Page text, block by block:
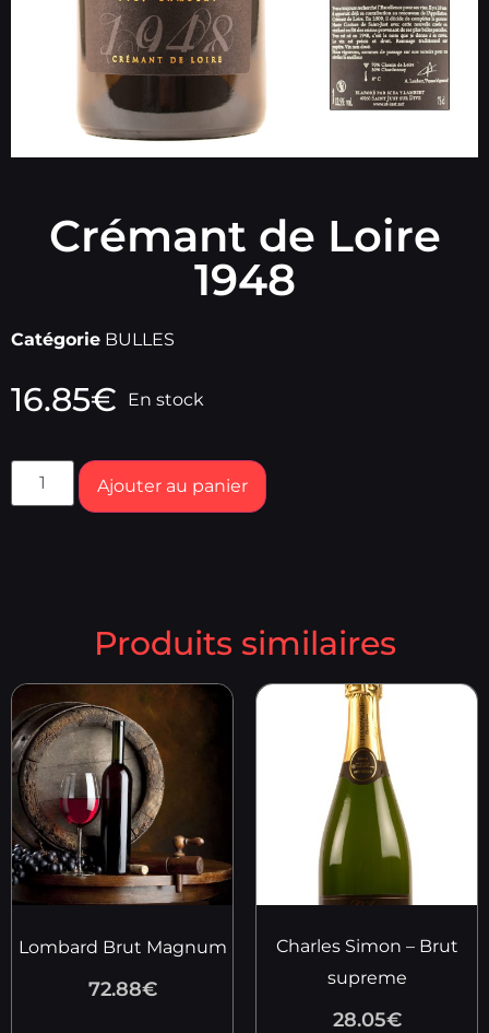
Crémant de Loire
1948
Catégorie BULLES
16.85€ En stock
Ajouter au panier
Produits similaires
Lombard Brut Magnum
72.88€
Charles Simon – Brut
supreme
28.05€